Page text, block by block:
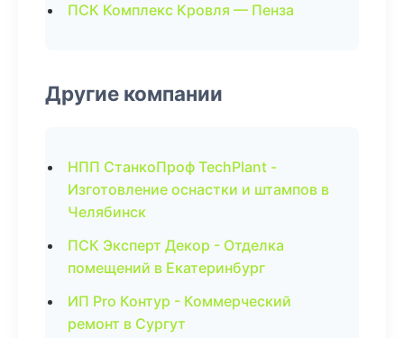
ПСК Комплекс Кровля — Пенза
Другие компании
НПП СтанкоПроф TechPlant -
Изготовление оснастки и штампов в
Челябинск
ПСК Эксперт Декор - Отделка
помещений в Екатеринбург
ИП Pro Контур - Коммерческий
ремонт в Сургут